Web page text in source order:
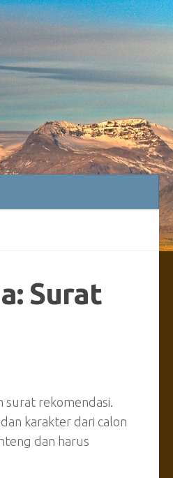
Surat
surat rekomendasi.
karakter dari calon
dan harus